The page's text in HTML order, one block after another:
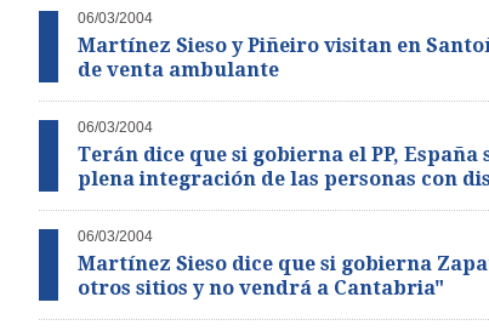
06/03/2004
Martínez Sieso y Piñeiro visitan en
de venta ambulante
06/03/2004
Terán dice que si gobierna el PP,
plena integración de las personas con
06/03/2004
Martínez Sieso dice que si gobierna
otros sitios y no vendrá a Cantabria"